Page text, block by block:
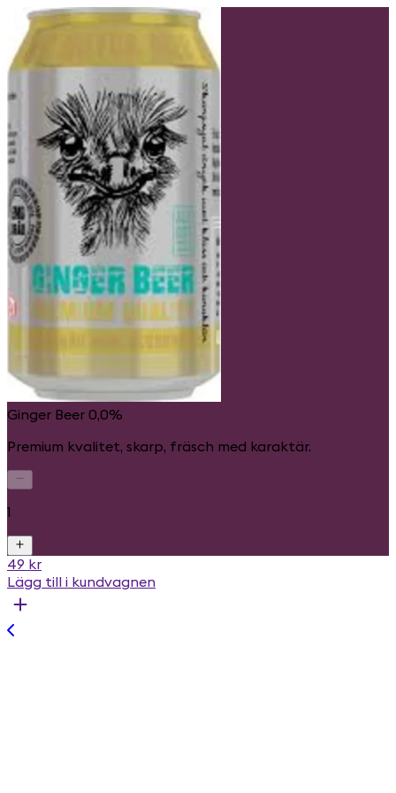
Ginger Beer 0,0%
Premium kvalitet, skarp, fräsch med karaktär.
1
49 kr
Lägg till i kundvagnen